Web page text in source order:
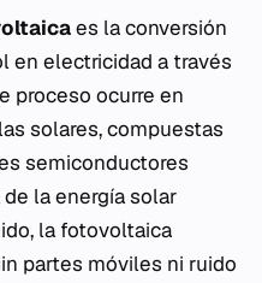
es la conversión
en electricidad a través
proceso ocurre en
solares, compuestas
semiconductores
la energía solar
la fotovoltaica
partes móviles ni ruido